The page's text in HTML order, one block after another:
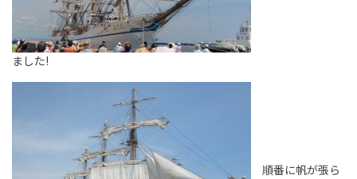
ました!
順番に帆が張ら